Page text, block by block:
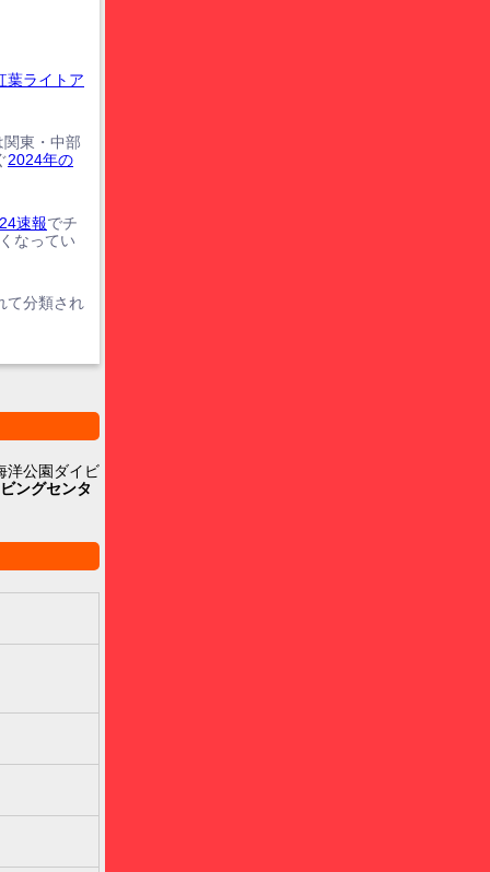
ライトア
東・中部
2024年の
速報でチ
なってい
て分類され
洋公園ダイビ
ングセンタ